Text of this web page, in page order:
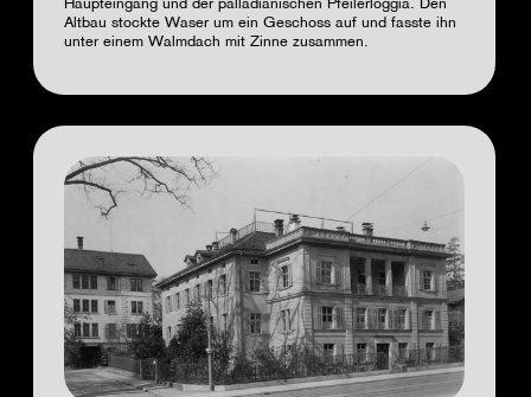
Haupteingang und der palladianischen Pfeilerloggia. Den
Altbau stockte Waser um ein Geschoss auf und fasste ihn
unter einem Walmdach mit Zinne zusammen.